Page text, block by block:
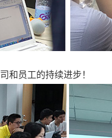
和员工的持续进步！